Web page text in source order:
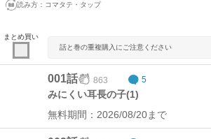
読み方： コマタテ・タップ
まとめ買い
話と巻の重複購入にご注意ください
001話 863 5
みにくい耳長の子(1)
無料期間：2026/08/20まで